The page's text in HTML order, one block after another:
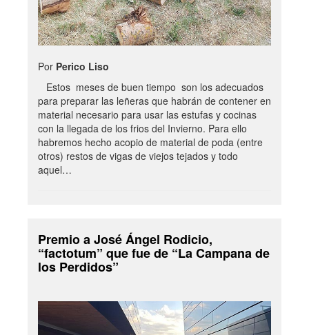
Por Perico Liso
Estos meses de buen tiempo son los adecuados
para preparar las leñeras que habrán de contener en
material necesario para usar las estufas y cocinas
con la llegada de los frios del Invierno. Para ello
habremos hecho acopio de material de poda (entre
otros) restos de vigas de viejos tejados y todo
aquel…
Premio a José Ángel Rodicio,
“factotum” que fue de “La Campana de
los Perdidos”